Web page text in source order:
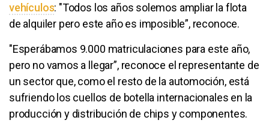
vehículos: "Todos los años solemos ampliar la flota
de alquiler pero este año es imposible”, reconoce.
"Esperábamos 9.000 matriculaciones para este año,
pero no vamos a llegar”, reconoce el representante de
un sector que, como el resto de la automoción, está
sufriendo los cuellos de botella internacionales en la
producción y distribución de chips y componentes.